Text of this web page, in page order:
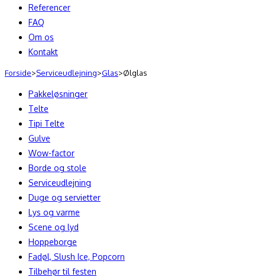
Referencer
FAQ
Om os
Kontakt
Forside>Serviceudlejning>Glas>Ølglas
Pakkeløsninger
Telte
Tipi Telte
Gulve
Wow-factor
Borde og stole
Serviceudlejning
Duge og servietter
Lys og varme
Scene og lyd
Hoppeborge
Fadøl, Slush Ice, Popcorn
Tilbehør til festen